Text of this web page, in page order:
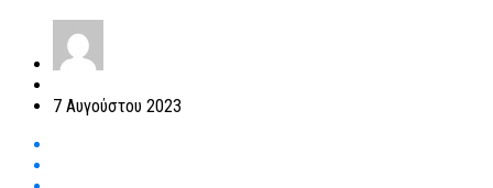
7 Αυγούστου 2023